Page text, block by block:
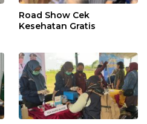
Road Show Cek
Kesehatan Gratis